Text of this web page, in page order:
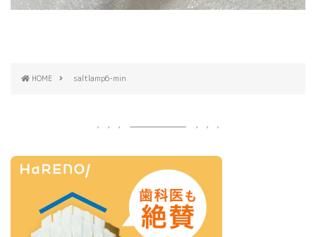
HOME saltlamp6-min